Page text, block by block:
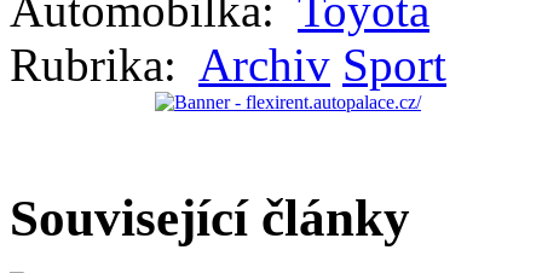
Rubrika: Archiv Sport
Související články